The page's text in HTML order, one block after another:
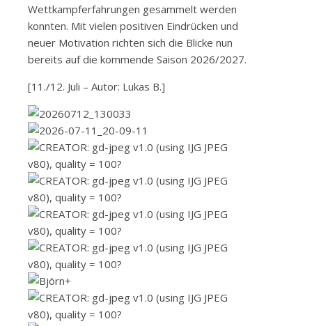
Wettkampferfahrungen gesammelt werden
konnten. Mit vielen positiven Eindrücken und
neuer Motivation richten sich die Blicke nun
bereits auf die kommende Saison 2026/2027.
[11./12. Juli – Autor: Lukas B.]